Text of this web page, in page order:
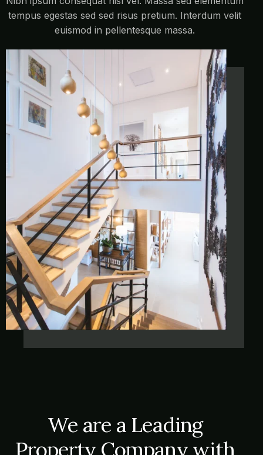
tempus egestas sed sed risus pretium. Interdum velit
euismod in pellentesque massa.
We are a Leading
Property Company with